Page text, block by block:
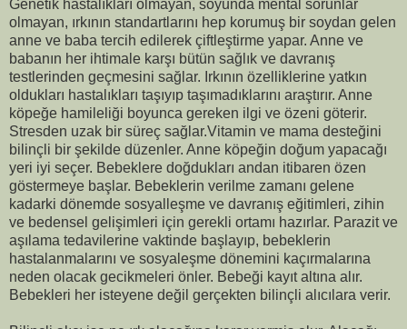
Genetik hastalıkları olmayan, soyunda mental sorunlar
olmayan, ırkının standartlarını hep korumuş bir soydan gelen
anne ve baba tercih edilerek çiftleştirme yapar. Anne ve
babanın her ihtimale karşı bütün sağlık ve davranış
testlerinden geçmesini sağlar. Irkının özelliklerine yatkın
oldukları hastalıkları taşıyıp taşımadıklarını araştırır. Anne
köpeğe hamileliği boyunca gereken ilgi ve özeni göterir.
Stresden uzak bir süreç sağlar.Vitamin ve mama desteğini
bilinçli bir şekilde düzenler. Anne köpeğin doğum yapacağı
yeri iyi seçer. Bebeklere doğdukları andan itibaren özen
göstermeye başlar. Bebeklerin verilme zamanı gelene
kadarki dönemde sosyalleşme ve davranış eğitimleri, zihin
ve bedensel gelişimleri için gerekli ortamı hazırlar. Parazit ve
aşılama tedavilerine vaktinde başlayıp, bebeklerin
hastalanmalarını ve sosyaleşme dönemini kaçırmalarına
neden olacak gecikmeleri önler. Bebeği kayıt altına alır.
Bebekleri her isteyene değil gerçekten bilinçli alıcılara verir.